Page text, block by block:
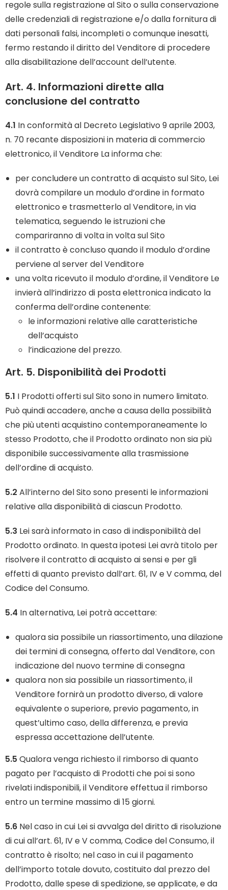
regole sulla registrazione al Sito o sulla conservazione
delle credenziali di registrazione e/o dalla fornitura di
dati personali falsi, incompleti o comunque inesatti,
fermo restando il diritto del Venditore di procedere
alla disabilitazione dell’account dell’utente.
Art. 4. Informazioni dirette alla
conclusione del contratto
4.1 In conformità al Decreto Legislativo 9 aprile 2003,
n. 70 recante disposizioni in materia di commercio
elettronico, il Venditore La informa che:
per concludere un contratto di acquisto sul Sito, Lei
dovrà compilare un modulo d’ordine in formato
elettronico e trasmetterlo al Venditore, in via
telematica, seguendo le istruzioni che
compariranno di volta in volta sul Sito
il contratto è concluso quando il modulo d’ordine
perviene al server del Venditore
una volta ricevuto il modulo d’ordine, il Venditore Le
invierà all’indirizzo di posta elettronica indicato la
conferma dell’ordine contenente:
le informazioni relative alle caratteristiche
dell’acquisto
l’indicazione del prezzo.
Art. 5. Disponibilità dei Prodotti
5.1 I Prodotti offerti sul Sito sono in numero limitato.
Può quindi accadere, anche a causa della possibilità
che più utenti acquistino contemporaneamente lo
stesso Prodotto, che il Prodotto ordinato non sia più
disponibile successivamente alla trasmissione
dell’ordine di acquisto.
5.2 All’interno del Sito sono presenti le informazioni
relative alla disponibilità di ciascun Prodotto.
5.3 Lei sarà informato in caso di indisponibilità del
Prodotto ordinato. In questa ipotesi Lei avrà titolo per
risolvere il contratto di acquisto ai sensi e per gli
effetti di quanto previsto dall’art. 61, IV e V comma, del
Codice del Consumo.
5.4 In alternativa, Lei potrà accettare:
qualora sia possibile un riassortimento, una dilazione
dei termini di consegna, offerto dal Venditore, con
indicazione del nuovo termine di consegna
qualora non sia possibile un riassortimento, il
Venditore fornirà un prodotto diverso, di valore
equivalente o superiore, previo pagamento, in
quest’ultimo caso, della differenza, e previa
espressa accettazione dell’utente.
5.5 Qualora venga richiesto il rimborso di quanto
pagato per l’acquisto di Prodotti che poi si sono
rivelati indisponibili, il Venditore effettua il rimborso
entro un termine massimo di 15 giorni.
5.6 Nel caso in cui Lei si avvalga del diritto di risoluzione
di cui all’art. 61, IV e V comma, Codice del Consumo, il
contratto è risolto; nel caso in cui il pagamento
dell’importo totale dovuto, costituito dal prezzo del
Prodotto, dalle spese di spedizione, se applicate, e da